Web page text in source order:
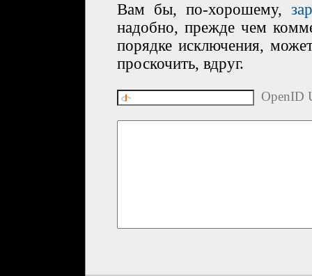
Вам бы, по-хорошему,
надобно, прежде чем
порядке исключения,
проскочить, вдруг.
OpenID